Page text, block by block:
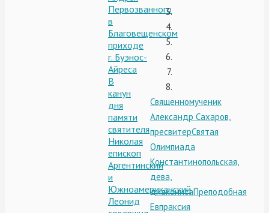
Первозванного
в
Благовещенском
приходе
г. Буэнос-
Айреса
В
канун
дня
памяти
святителя
Николая
епископ
Аргентинский
и
Южноамериканский
Леонид
Священномученик
Александр Сахаров,
пресвитерСвятая
Олимпиада
Константинопольская,
дева,
диаконисаПреподобная
Евпраксия